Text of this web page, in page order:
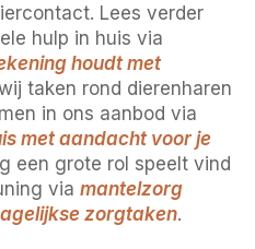
Lees verder
hulp in huis via
houdt met
taken rond dierenharen
in ons aanbod via
met aandacht voor je
een grote rol speelt vind
viamantelzorg
zorgtaken.